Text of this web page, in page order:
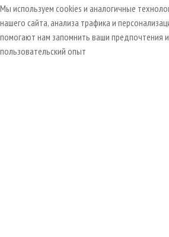
Мы используем cookies и аналогичные
нашего сайта, анализа трафика и
помогают нам запомнить ваши предпочтения
пользовательский опыт